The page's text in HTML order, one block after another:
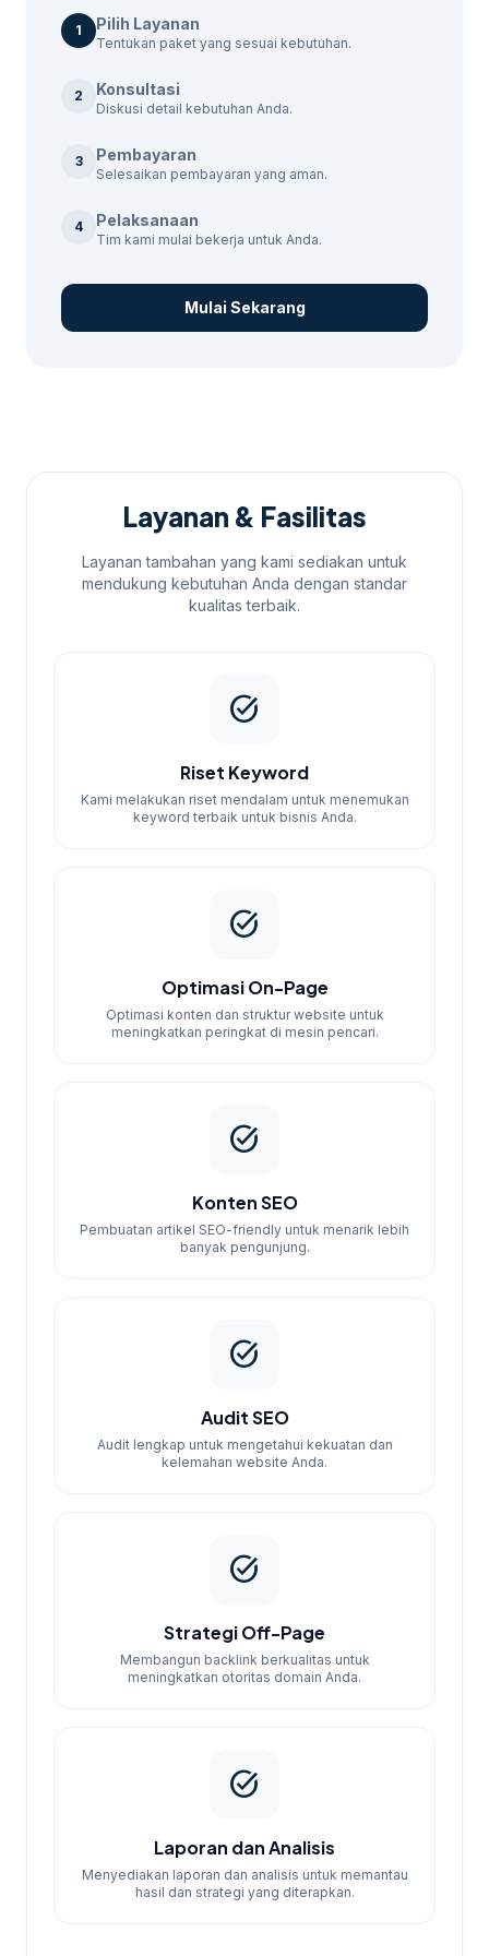
rujukan sebelum menentukan ukuran,
desain, dan jadwal.
Proses Kerja
Proses kami dimulai dengan audit dan
implementasi strategi, dan diakhiri dengan
laporan berkala untuk memastikan Anda
mendapatkan hasil yang diinginkan.
1 Pilih Layanan
Tentukan paket yang sesuai kebutuhan.
2 Konsultasi
Diskusi detail kebutuhan Anda.
3 Pembayaran
Selesaikan pembayaran yang aman.
4 Pelaksanaan
Tim kami mulai bekerja untuk Anda.
Mulai Sekarang
Layanan & Fasilitas
Layanan tambahan yang kami sediakan untuk
mendukung kebutuhan Anda dengan standar
kualitas terbaik.
task_alt
Riset Keyword
Kami melakukan riset mendalam untuk menemukan
keyword terbaik untuk bisnis Anda.
task_alt
Optimasi On-Page
Optimasi konten dan struktur website untuk
meningkatkan peringkat di mesin pencari.
task_alt
Konten SEO
Pembuatan artikel SEO-friendly untuk menarik lebih
banyak pengunjung.
task_alt
Audit SEO
Audit lengkap untuk mengetahui kekuatan dan
kelemahan website Anda.
task_alt
Strategi Off-Page
Membangun backlink berkualitas untuk
meningkatkan otoritas domain Anda.
task_alt
Laporan dan Analisis
Menyediakan laporan dan analisis untuk memantau
hasil dan strategi yang diterapkan.